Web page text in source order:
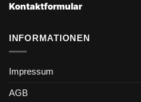
Kontaktformular
INFORMATIONEN
Impressum
AGB